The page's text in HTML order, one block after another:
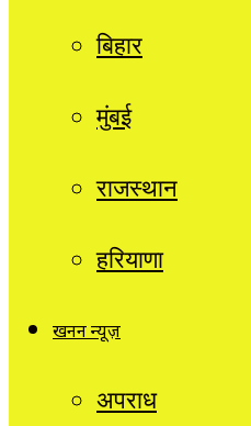
बिहार
मुंबई
राजस्थान
हरियाणा
खनन न्यूज़
अपराध